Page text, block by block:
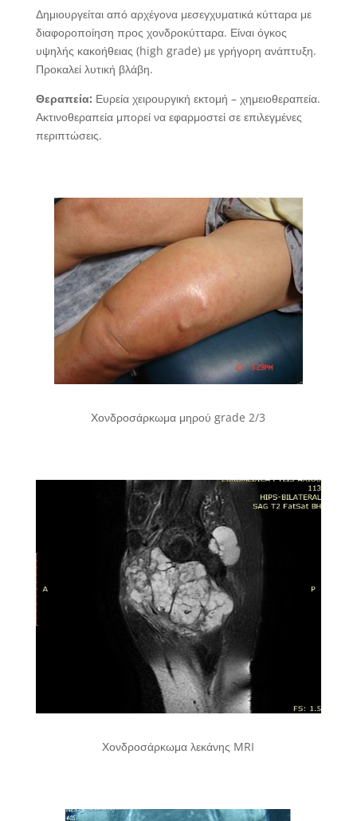
Δημιουργείται από αρχέγονα μεσεγχυματικά κύτταρα με
διαφοροποίηση προς χονδροκύτταρα. Είναι όγκος
υψηλής κακοήθειας (high grade) με γρήγορη ανάπτυξη.
Προκαλεί λυτική βλάβη.
Θεραπεία: Ευρεία χειρουργική εκτομή – χημειοθεραπεία.
Ακτινοθεραπεία μπορεί να εφαρμοστεί σε επιλεγμένες
περιπτώσεις.
Χονδροσάρκωμα μηρού grade 2/3
Χονδροσάρκωμα λεκάνης MRI